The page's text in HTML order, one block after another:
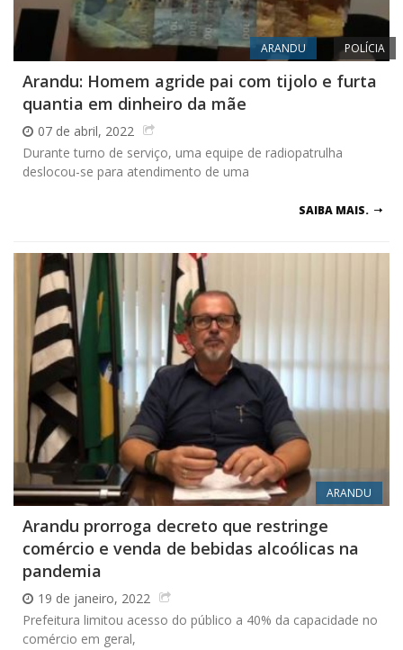
ARANDU POLÍCIA
Arandu: Homem agride pai com tijolo e furta
quantia em dinheiro da mãe
07 de abril, 2022
Durante turno de serviço, uma equipe de radiopatrulha
deslocou-se para atendimento de uma
SAIBA MAIS.
ARANDU
Arandu prorroga decreto que restringe
comércio e venda de bebidas alcoólicas na
pandemia
19 de janeiro, 2022
Prefeitura limitou acesso do público a 40% da capacidade no
comércio em geral,